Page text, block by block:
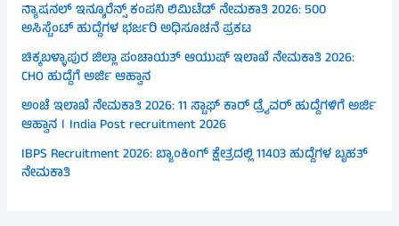
ನ್ಯಾಷನಲ್ ಇನ್ಶೂರೆನ್ಸ್ ಕಂಪನಿ ಲಿಮಿಟೆಡ್ ನೇಮಕಾತಿ 2026: 500
ಅಸಿಸ್ಟೆಂಟ್ ಹುದ್ದೆಗಳ ಭರ್ಜರಿ ಅಧಿಸೂಚನೆ ಪ್ರಕಟ
ಚಿಕ್ಕಬಳ್ಳಾಪುರ ಜಿಲ್ಲಾ ಪಂಚಾಯತ್ ಆಯುಷ್ ಇಲಾಖೆ ನೇಮಕಾತಿ 2026:
CHO ಹುದ್ದೆಗೆ ಅರ್ಜಿ ಆಹ್ವಾನ
ಅಂಚೆ ಇಲಾಖೆ ನೇಮಕಾತಿ 2026: 11 ಸ್ಟಾಫ್ ಕಾರ್ ಡ್ರೈವರ್ ಹುದ್ದೆಗಳಿಗೆ ಅರ್ಜಿ
ಆಹ್ವಾನ । India Post recruitment 2026
IBPS Recruitment 2026: ಬ್ಯಾಂಕಿಂಗ್ ಕ್ಷೇತ್ರದಲ್ಲಿ 11403 ಹುದ್ದೆಗಳ ಬೃಹತ್
ನೇಮಕಾತಿ